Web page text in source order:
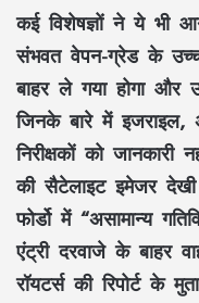
कई विशेषज्ञों ने ये भी
संभवत वेपन-ग्रेड के उच्च
बाहर ले गया होगा और
जिनके बारे में इजराइल,
निरीक्षकों को
की सैटेलाइट इमेजर
फोर्डो में “असामान्य
एंट्री दरवाजे के बाहर
रॉयटर्स की रिपोर्ट के